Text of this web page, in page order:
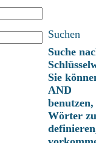
Suchen
Suche
Sie
AND
Wörter zu